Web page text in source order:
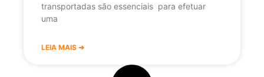
transportadas são essenciais para efetuar
uma
LEIA MAIS ➔